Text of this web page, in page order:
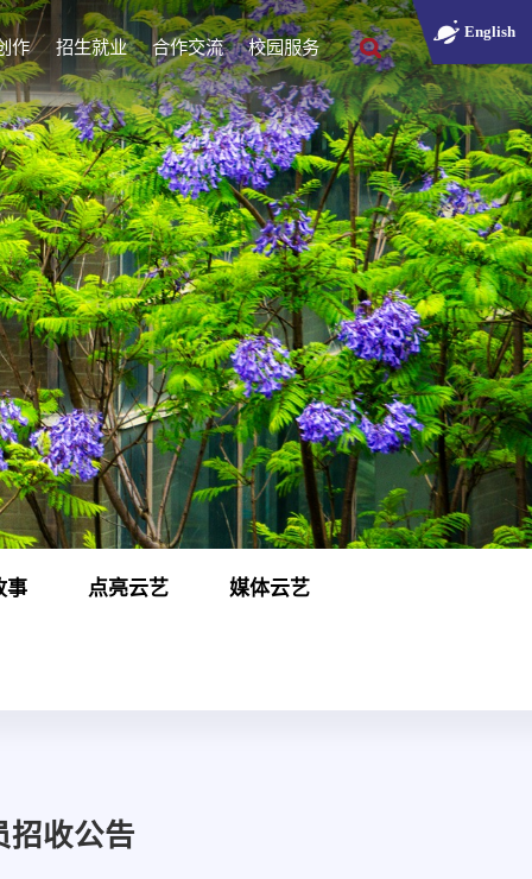
作 招生就业 合作交流 校园服务
English
事 点亮云艺 媒体云艺
招收公告